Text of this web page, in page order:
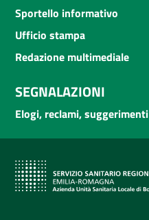
Sportello informativo
Ufficio stampa
Redazione multimediale
SEGNALAZIONI
Elogi, reclami, suggerimenti